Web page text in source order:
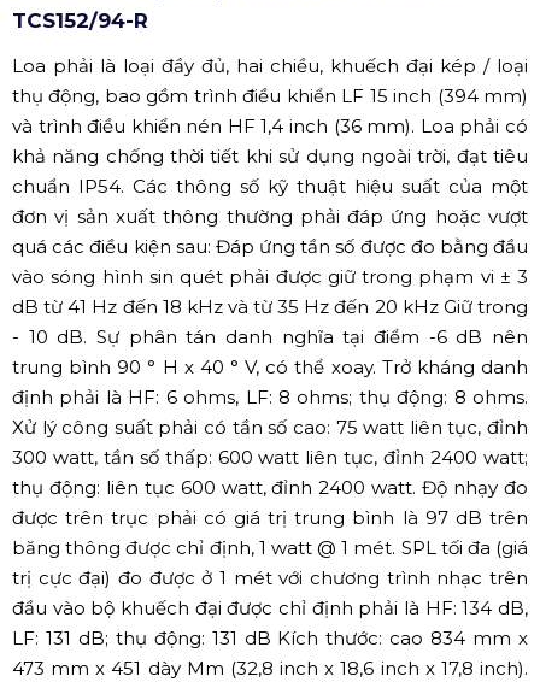
TCS152/94-R
Loa phải là loại đầy đủ, hai chiều, khuếch đại kép / loại
thụ động, bao gồm trình điều khiển LF 15 inch (394 mm)
và trình điều khiển nén HF 1,4 inch (36 mm). Loa phải có
khả năng chống thời tiết khi sử dụng ngoài trời, đạt tiêu
chuẩn IP54. Các thông số kỹ thuật hiệu suất của một
đơn vị sản xuất thông thường phải đáp ứng hoặc vượt
quá các điều kiện sau: Đáp ứng tần số được đo bằng đầu
vào sóng hình sin quét phải được giữ trong phạm vi ± 3
dB từ 41 Hz đến 18 kHz và từ 35 Hz đến 20 kHz Giữ trong
- 10 dB. Sự phân tán danh nghĩa tại điểm -6 dB nên
trung bình 90 ° H x 40 ° V, có thể xoay. Trở kháng danh
định phải là HF: 6 ohms, LF: 8 ohms; thụ động: 8 ohms.
Xử lý công suất phải có tần số cao: 75 watt liên tục, đỉnh
300 watt, tần số thấp: 600 watt liên tục, đỉnh 2400 watt;
thụ động: liên tục 600 watt, đỉnh 2400 watt. Độ nhạy đo
được trên trục phải có giá trị trung bình là 97 dB trên
băng thông được chỉ định, 1 watt @ 1 mét. SPL tối đa (giá
trị cực đại) đo được ở 1 mét với chương trình nhạc trên
đầu vào bộ khuếch đại được chỉ định phải là HF: 134 dB,
LF: 131 dB; thụ động: 131 dB Kích thước: cao 834 mm x
473 mm x 451 dày Mm (32,8 inch x 18,6 inch x 17,8 inch).